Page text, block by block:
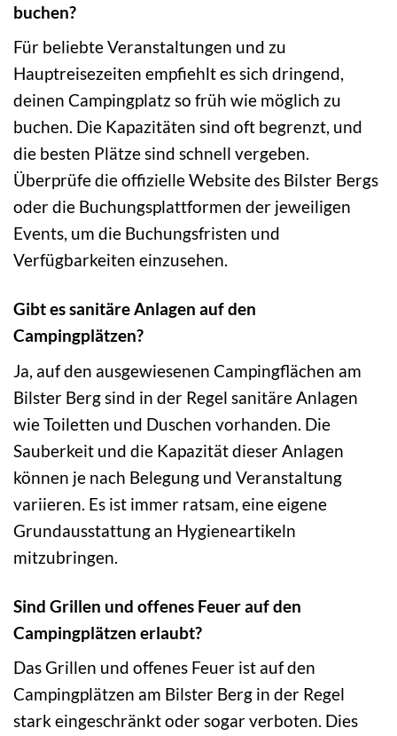
buchen?
Für beliebte Veranstaltungen und zu
Hauptreisezeiten empfiehlt es sich dringend,
deinen Campingplatz so früh wie möglich zu
buchen. Die Kapazitäten sind oft begrenzt, und
die besten Plätze sind schnell vergeben.
Überprüfe die offizielle Website des Bilster Bergs
oder die Buchungsplattformen der jeweiligen
Events, um die Buchungsfristen und
Verfügbarkeiten einzusehen.
Gibt es sanitäre Anlagen auf den
Campingplätzen?
Ja, auf den ausgewiesenen Campingflächen am
Bilster Berg sind in der Regel sanitäre Anlagen
wie Toiletten und Duschen vorhanden. Die
Sauberkeit und die Kapazität dieser Anlagen
können je nach Belegung und Veranstaltung
variieren. Es ist immer ratsam, eine eigene
Grundausstattung an Hygieneartikeln
mitzubringen.
Sind Grillen und offenes Feuer auf den
Campingplätzen erlaubt?
Das Grillen und offenes Feuer ist auf den
Campingplätzen am Bilster Berg in der Regel
stark eingeschränkt oder sogar verboten. Dies